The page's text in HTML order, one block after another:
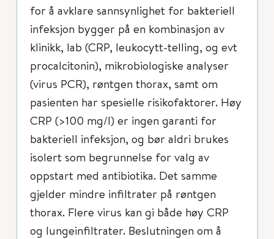
for å avklare sannsynlighet for bakteriell
infeksjon bygger på en kombinasjon av
klinikk, lab (CRP, leukocytt-telling, og evt
procalcitonin), mikrobiologiske analyser
(virus PCR), røntgen thorax, samt om
pasienten har spesielle risikofaktorer. Høy
CRP (>100 mg/l) er ingen garanti for
bakteriell infeksjon, og bør aldri brukes
isolert som begrunnelse for valg av
oppstart med antibiotika. Det samme
gjelder mindre infiltrater på røntgen
thorax. Flere virus kan gi både høy CRP
og lungeinfiltrater. Beslutningen om å